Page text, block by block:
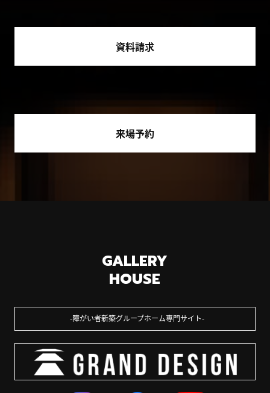
資料請求
来場予約
GALLERY
HOUSE
障がい者新築グループホーム専門サイト